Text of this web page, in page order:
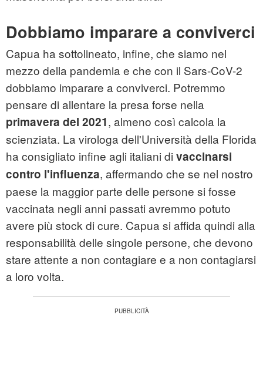
Dobbiamo imparare a conviverci
Capua ha sottolineato, infine, che siamo nel
mezzo della pandemia e che con il Sars-CoV-2
dobbiamo imparare a conviverci. Potremmo
pensare di allentare la presa forse nella
primavera del 2021, almeno così calcola la
scienziata. La virologa dell'Università della Florida
ha consigliato infine agli italiani di vaccinarsi
contro l'influenza, affermando che se nel nostro
paese la maggior parte delle persone si fosse
vaccinata negli anni passati avremmo potuto
avere più stock di cure. Capua si affida quindi alla
responsabilità delle singole persone, che devono
stare attente a non contagiare e a non contagiarsi
a loro volta.